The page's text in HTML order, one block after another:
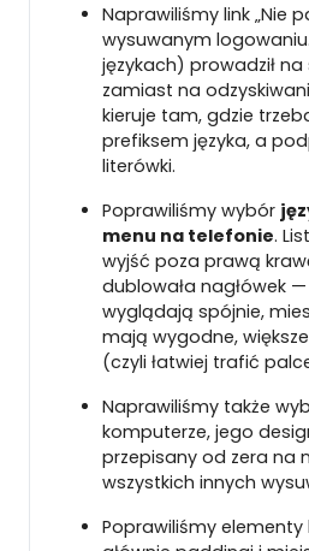
Naprawiliśmy link „Nie
wysuwanym
językach) prowadził
zamiast na
kieruje tam, gdzie
prefiksem języka, a
literówki.
Poprawiliśmy wybór
menu na telefonie.
wyjść poza prawą
dublowała nagłówek
wyglądają spójnie,
mają wygodne,
(czyli łatwiej trafić
Naprawiliśmy także
komputerze, jego
przepisany od zera na
wszystkich innych
Poprawiliśmy